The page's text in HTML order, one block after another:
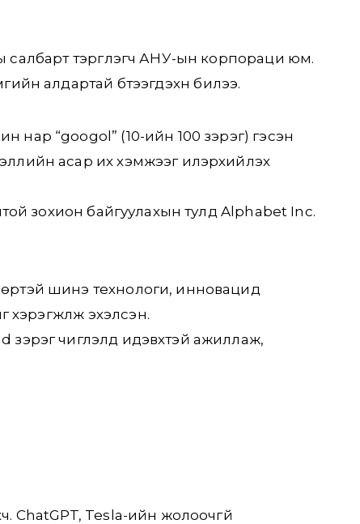
тэргүүлэгч АНУ-ын корпораци юм.
алдартай бүтээгдэхүүн билээ.
“googol” (10-ийн 100 зэрэг) гэсэн
асар их хэмжээг илэрхийлэх
зохион байгуулахын тулд Alphabet Inc.
шинэ технологи, инновацид
хэрэгжүүлж эхэлсэн.
зэрэг чиглэлд идэвхтэй ажиллаж,
ChatGPT, Tesla-ийн жолоочгүй